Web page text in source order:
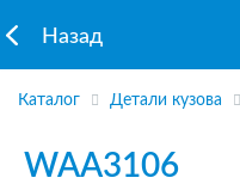
Назад
Каталог Детали кузова
WAA3106